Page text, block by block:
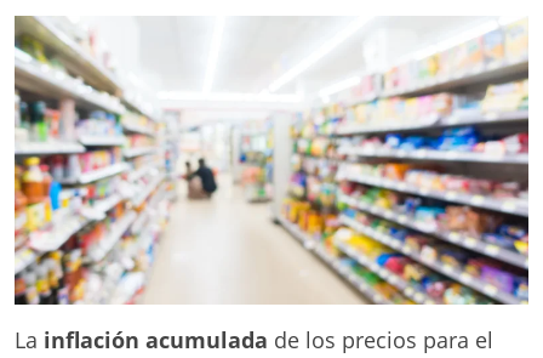
La inflación acumulada de los precios para el